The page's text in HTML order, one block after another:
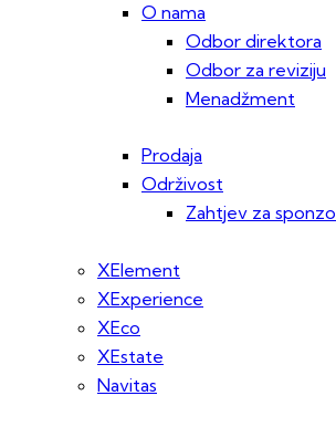
O nama
Odbor direktora
Odbor za reviziju
Menadžment
Prodaja
Održivost
Zahtjev za
XElement
XExperience
XEco
XEstate
Navitas